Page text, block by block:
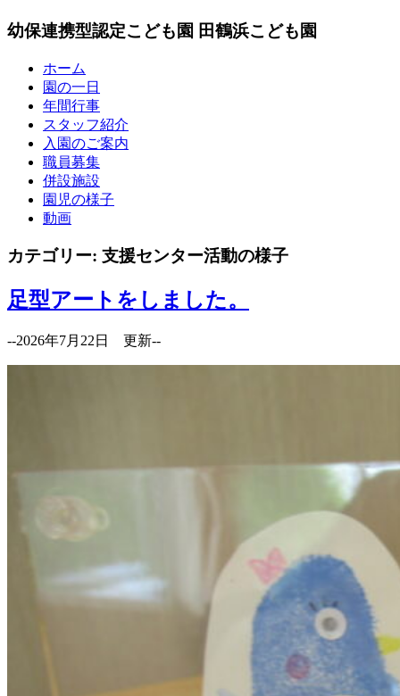
幼保連携型認定こども園 田鶴浜こども園
ホーム
園の一日
年間行事
スタッフ紹介
入園のご案内
職員募集
併設施設
園児の様子
動画
カテゴリー: 支援センター活動の様子
足型アートをしました。
--2026年7月22日 更新--